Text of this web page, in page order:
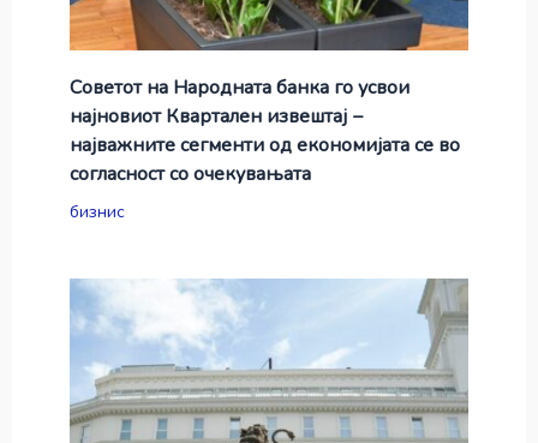
Советот на Народната банка го усвои
најновиот Квартален извештај −
најважните сегменти од економијата се во
согласност со очекувањата
бизнис